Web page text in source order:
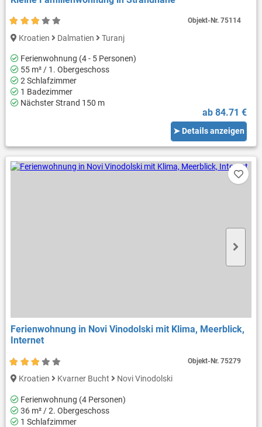
Kroatien Dalmatien Turanj
Ferienwohnung (4 - 5 Personen)
55 m² / 1. Obergeschoss
2 Schlafzimmer
1 Badezimmer
Nächster Strand 150 m
ab 84.71 €
➤ Details anzeigen
Objekt-Nr.75114
Ferienwohnung in Novi Vinodolski mit Klima, Meerblick,
Internet
Kroatien Kvarner Bucht Novi Vinodolski
Ferienwohnung (4 Personen)
36 m² / 2. Obergeschoss
1 Schlafzimmer
Objekt-Nr.75279